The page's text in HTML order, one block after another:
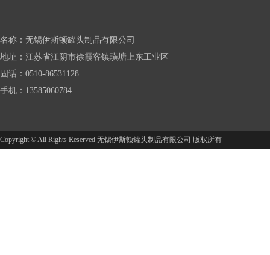
名称：无锡伊斯顿罐头制品有限公司
地址：江苏省江阴市徐霞客镇璜塘上东工业区
固话：0510-86531128
手机：13585060784
Copyright © All Rights Reserved 无锡伊斯顿罐头制品有限公司 版权所有